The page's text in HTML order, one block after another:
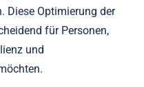
Diese Optimierung der
für Personen,
und